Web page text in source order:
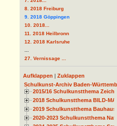
8. 2018 Freiburg
9. 2018 Göppingen
10. 2018...
11. 2018 Heilbronn
12. 2018 Karlsruhe
27. Vernissage ...
Aufklappen | Zuklappen
Schulkunst-Archiv Baden-
2015/16 Schulkunstthema
2018 Schulkunstthema BILD-
2019 Schulkunstthema Bauhaus
2020-2023 Schulkunstthema